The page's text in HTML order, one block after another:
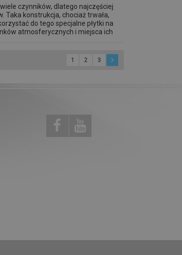
czynników, dlatego najczęściej
Taka konstrukcja, chociaż trwała,
do tego specjalne płytki na
atmosferycznych i miejsca ich
1 2 3